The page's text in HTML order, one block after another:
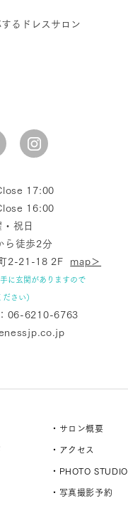
るドレスサロン
17:00
16:00
祝日
ら徒歩2分
2-21-18 2F map＞
に玄関がありますので
さい）
06-6210-6763
・サロン概要
・アクセス
・PHOTO STUDIO
・写真撮影予約